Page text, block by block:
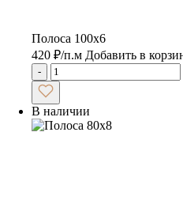
Полоса 100х6
420 ₽/п.м Добавить в
-
В наличии